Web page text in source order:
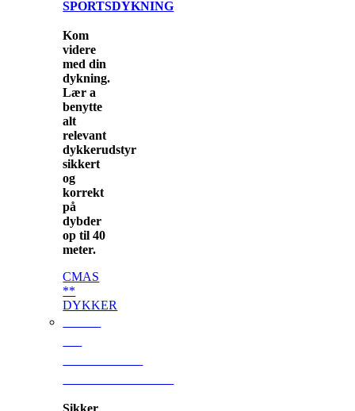
SPORTSDYKNING
Kom
videre
med din
dykning.
Lær a
benytte
alt
relevant
dykkerudstyr
sikkert
og
korrekt
på
dybder
op til 40
meter.
CMAS
**
DYKKER
Sikker